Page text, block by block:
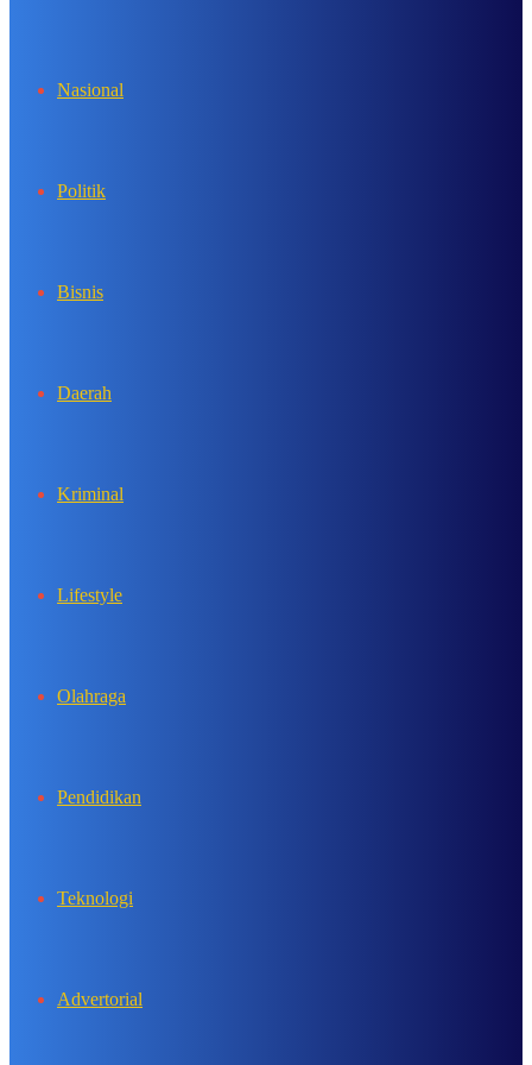
Nasional
Politik
Bisnis
Daerah
Kriminal
Lifestyle
Olahraga
Pendidikan
Teknologi
Advertorial